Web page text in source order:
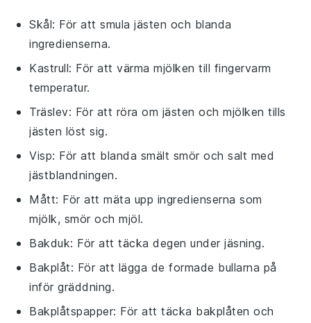
Skål: För att smula jästen och blanda
ingredienserna.
Kastrull: För att värma mjölken till fingervarm
temperatur.
Träslev: För att röra om jästen och mjölken tills
jästen löst sig.
Visp: För att blanda smält smör och salt med
jästblandningen.
Mått: För att mäta upp ingredienserna som
mjölk, smör och mjöl.
Bakduk: För att täcka degen under jäsning.
Bakplåt: För att lägga de formade bullarna på
inför gräddning.
Bakplåtspapper: För att täcka bakplåten och